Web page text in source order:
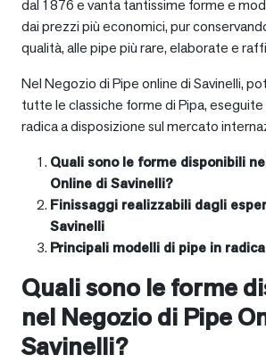
dal 1876 e vanta tantissime forme e
dai prezzi più economici, pur
qualità, alle pipe più rare, elaborate e
Nel Negozio di Pipe online di Savinelli,
tutte le classiche forme di Pipa,
radica a disposizione sul mercato
Quali sono le forme disponibili
Online di Savinelli?
Finissaggi realizzabili dagli
Savinelli
Principali modelli di pipe in radica
Quali sono le forme
nel Negozio di Pipe
Savinelli?